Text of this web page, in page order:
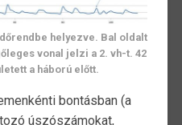
helyezve. Bal oldalt
vonal jelzi a 2. vh-t. 42
a háború előtt.
bontásban (a
úszószámokat,